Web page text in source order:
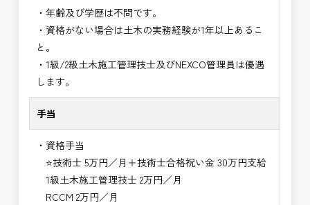
・年齢及び学歴は不問です。
・資格がない場合は土木の実務経験が1年以上あるこ
と。
・1級/2級土木施工管理技士及びNEXCO管理員は優遇
します。
手当
・資格手当
⭐技術士 5万円／月＋技術士合格祝い金 30万円支給
1級土木施工管理技士 2万円／月
RCCM 2万円／月